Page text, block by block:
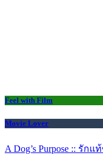
Feel with Film
Movie Lover
A Dog’s Purpose :: รัก